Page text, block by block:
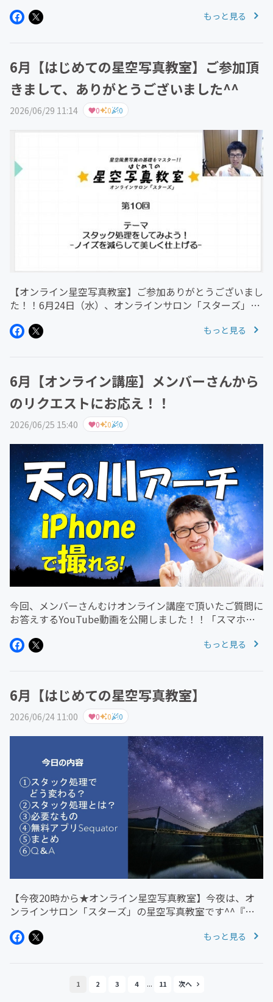
は、〇7月の注目の星空情報〇この時期に撮ってみたい星
もっと見る
6月【はじめての星空写真教室】ご参加頂
きまして、ありがとうございました^^
2026/06/29 11:14 0 0 0
【オンライン星空写真教室】ご参加ありがとうございまし
た！！6月24日（水）、オンラインサロン「スターズ」の
参加いただいた皆さま、本当にありがとうございました☆
もっと見る
6月【オンライン講座】メンバーさんから
のリクエストにお応え！！
2026/06/25 15:40 0 0 0
今回、メンバーさんむけオンライン講座で頂いたご質問に
お答えするYouTube動画を公開しました！！「スマホで
のアーチを撮ってみました^^/YouTubeでスマホで手軽に
もっと見る
6月【はじめての星空写真教室】
2026/06/24 11:00 0 0 0
【今夜20時から★オンライン星空写真教室】今夜は、オ
ンラインサロン「スターズ」の星空写真教室です^^『日
タイム！・星空写真のお悩み相談・気になる天文情報の交
もっと見る
1 2 3 4 ... 11